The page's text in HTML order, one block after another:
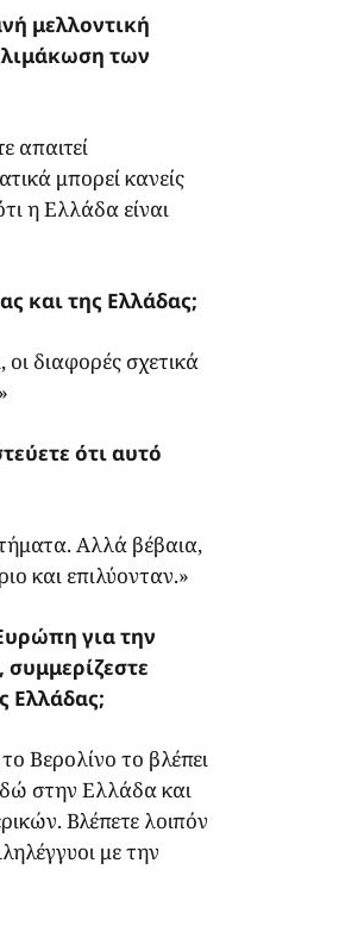
μελλοντική
των
απαιτεί
μπορεί κανείς
η Ελλάδα είναι
και της Ελλάδας;
διαφορές σχετικά
ότι αυτό
Αλλά βέβαια,
και επιλύονταν.»
για την
Ελλάδας;
Βερολίνο το βλέπει
στην Ελλάδα και
Βλέπετε λοιπόν
με την